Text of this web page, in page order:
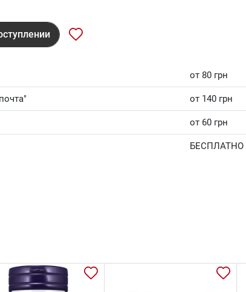
от 80 грн
от 140 грн
от 60 грн
БЕСПЛАТНО